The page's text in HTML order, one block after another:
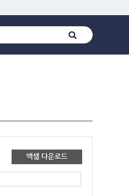
엑셀 다운로드